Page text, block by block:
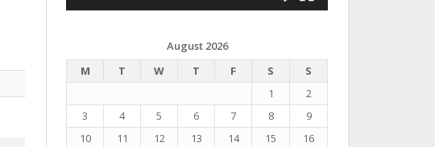
August 2026
M
T W T F S
S
1
2
3
4 5 6 7 8
9
10
11 12 13 14 15
16